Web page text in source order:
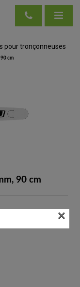
pour tronçonneuses
90 cm
90 cm
×